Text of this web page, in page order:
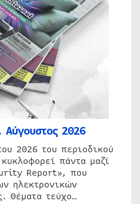
2026
2026 του περιοδικού
πάντα μαζί
Report», που
ηλεκτρονικών
Θέματα τεύχο…